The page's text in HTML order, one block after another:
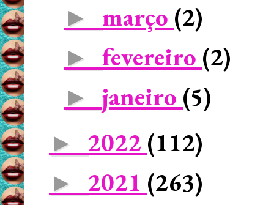
► março (2)
► fevereiro (2)
► janeiro (5)
► 2022 (112)
► 2021 (263)